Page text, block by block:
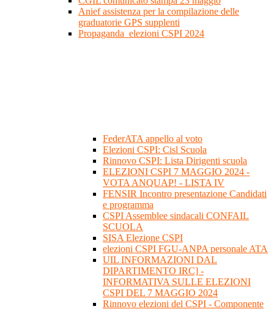
Anief assistenza per la compilazione delle
graduatorie GPS supplenti
Propaganda_elezioni CSPI 2024
FederATA appello al voto
Elezioni CSPI: Cisl Scuola
Rinnovo CSPI: Lista Dirigenti scuola
ELEZIONI CSPI 7 MAGGIO 2024 -
VOTA ANQUAP! - LISTA IV
FENSIR Incontro presentazione Candidati
e programma
CSPI Assemblee sindacali CONFAIL
SCUOLA
SISA Elezione CSPI
elezioni CSPI FGU-ANPA personale ATA
UIL INFORMAZIONI DAL
DIPARTIMENTO IRC] -
INFORMATIVA SULLE ELEZIONI
CSPI DEL 7 MAGGIO 2024
Rinnovo elezioni del CSPI - Componente